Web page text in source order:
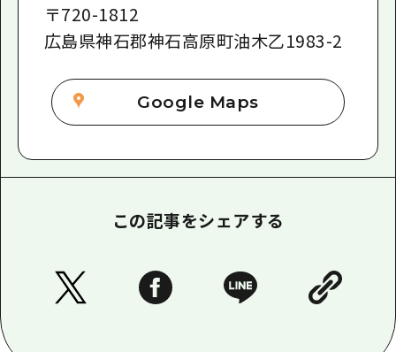
〒720-1812
広島県神石郡神石高原町油木乙1983-2
Google Maps
この記事をシェアする